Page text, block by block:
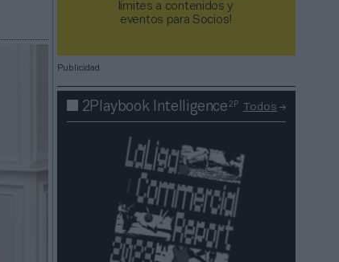
límites a contenidos y
eventos para Socios!​​​​​​​
Publicidad
2Playbook Intelligence2P Todos